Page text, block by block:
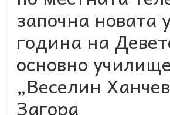
започна новата
година на
основно училище
„Веселин
Загора